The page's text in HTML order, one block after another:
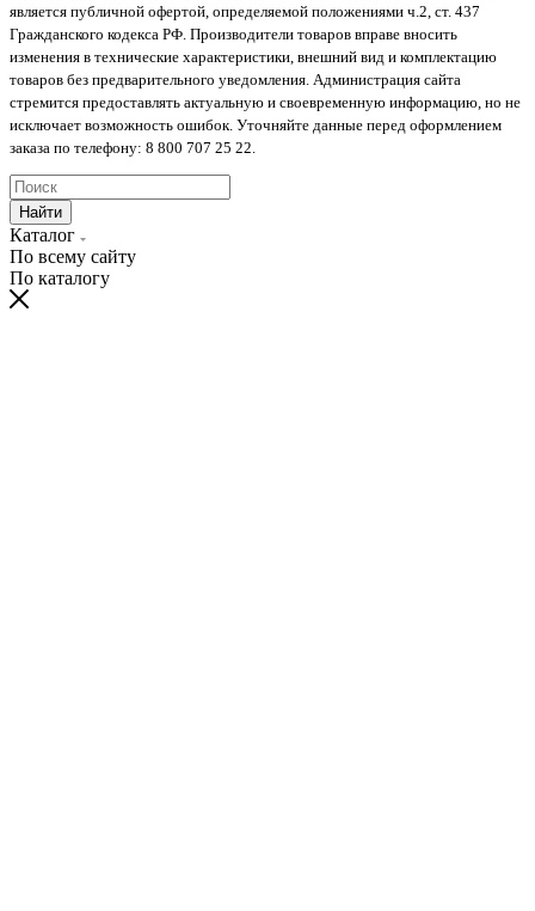
является публичной офертой, определяемой положениями ч.2, ст. 437
Гражданского кодекса РФ. Производители товаров вправе вносить
изменения в технические характеристики, внешний вид и комплектацию
товаров без предварительного уведомления. Администрация сайта
стремится предоставлять актуальную и своевременную информацию, но не
исключает возможность ошибок. Уточняйте данные перед оформлением
заказа по телефону: 8 800 707 25 22.
Найти
Каталог
По всему сайту
По каталогу